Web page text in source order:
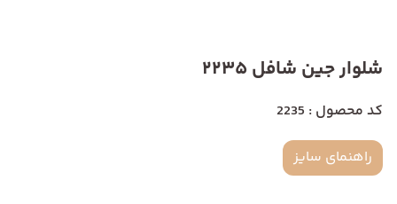
شلوار جین شافل 2235
کد محصول : 2235
راهنمای سایز